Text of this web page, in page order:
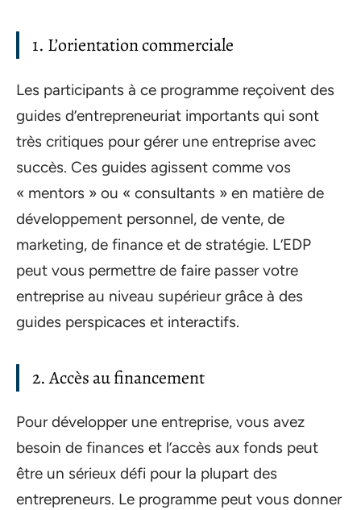
1. L’orientation commerciale
Les participants à ce programme reçoivent des
guides d’entrepreneuriat importants qui sont
très critiques pour gérer une entreprise avec
succès. Ces guides agissent comme vos
« mentors » ou « consultants » en matière de
développement personnel, de vente, de
marketing, de finance et de stratégie. L’EDP
peut vous permettre de faire passer votre
entreprise au niveau supérieur grâce à des
guides perspicaces et interactifs.
2. Accès au financement
Pour développer une entreprise, vous avez
besoin de finances et l’accès aux fonds peut
être un sérieux défi pour la plupart des
entrepreneurs. Le programme peut vous donner